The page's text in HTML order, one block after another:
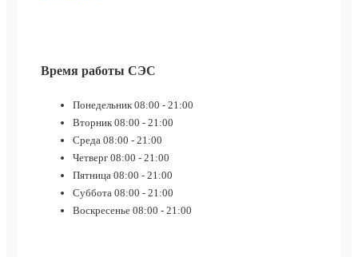
Время работы СЭС
Понедельник 08:00 - 21:00
Вторник 08:00 - 21:00
Среда 08:00 - 21:00
Четверг 08:00 - 21:00
Пятница 08:00 - 21:00
Суббота 08:00 - 21:00
Воскресенье 08:00 - 21:00